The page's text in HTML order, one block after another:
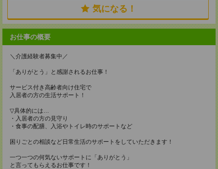
気になる！
お仕事の概要
＼介護経験者募集中／
「ありがとう」と感謝されるお仕事！
サービス付き高齢者向け住宅で
入居者の方の生活サポート！
▽具体的には…
・入居者の方の見守り
・食事の配膳、入浴やトイレ時のサポートなど
困りごとの相談など日常生活のサポートをしていただきます！
一つ一つの何気ないサポートに「ありがとう」
と言ってもらえるお仕事です！